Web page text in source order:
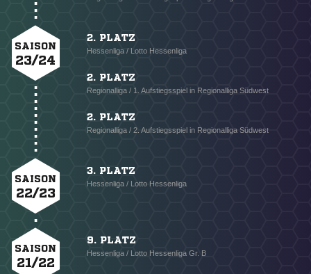
SAISON
23/24
2. PLATZ
Hessenliga / Lotto Hessenliga
2. PLATZ
Regionalliga / 1. Aufstiegsspiel in Regionalliga Südwest
2. PLATZ
Regionalliga / 2. Aufstiegsspiel in Regionalliga Südwest
SAISON
22/23
3. PLATZ
Hessenliga / Lotto Hessenliga
SAISON
21/22
9. PLATZ
Hessenliga / Lotto Hessenliga Gr. B